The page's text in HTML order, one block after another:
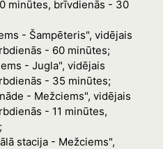
minūtes, brīvdienās - 30
- Šampēteris", vidējais
- 60 minūtes;
- Jugla", vidējais
- 35 minūtes;
- Mežciems", vidējais
- 11 minūtes,
stacija - Mežciems",